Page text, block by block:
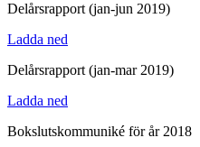
Delårsrapport (jan-jun 2019)
Ladda ned
Delårsrapport (jan-mar 2019)
Ladda ned
Bokslutskommuniké för år 2018